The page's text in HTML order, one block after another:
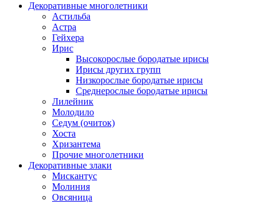
Декоративные многолетники
Астильба
Астра
Гейхера
Ирис
Высокорослые бородатые ирисы
Ирисы других групп
Низкорослые бородатые ирисы
Среднерослые бородатые ирисы
Лилейник
Молодило
Седум (очиток)
Хоста
Хризантема
Прочие многолетники
Декоративные злаки
Мискантус
Молиния
Овсяница